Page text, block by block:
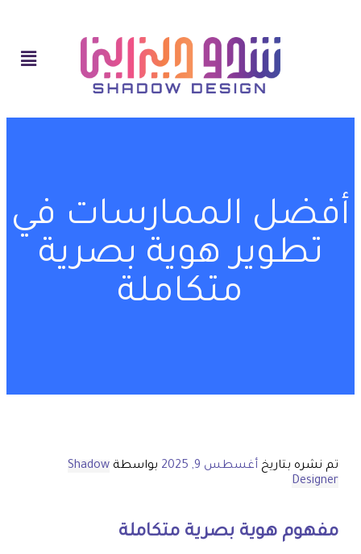
أفضل الممارسات في
تطوير هوية بصرية
متكاملة
تم نشره بتاريخ أغسطس 9, 2025 بواسطة Shadow
Designer
مفهوم هوية بصرية متكاملة